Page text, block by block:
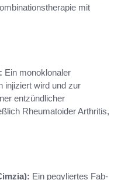
mit
Ein monoklonaler
injiziert wird und zur
entzündlicher
Rheumatoider Arthritis,
Ein pegyliertes Fab-